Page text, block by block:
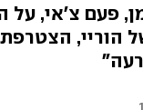
פעם צ'אי, על
הוריי,